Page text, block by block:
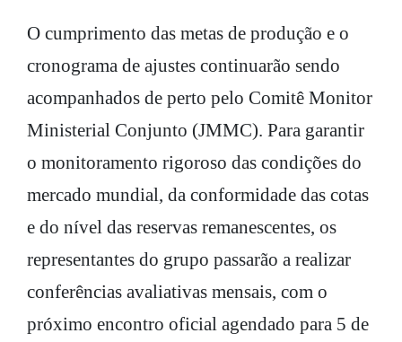
O cumprimento das metas de produção e o
cronograma de ajustes continuarão sendo
acompanhados de perto pelo Comitê Monitor
Ministerial Conjunto (JMMC). Para garantir
o monitoramento rigoroso das condições do
mercado mundial, da conformidade das cotas
e do nível das reservas remanescentes, os
representantes do grupo passarão a realizar
conferências avaliativas mensais, com o
próximo encontro oficial agendado para 5 de